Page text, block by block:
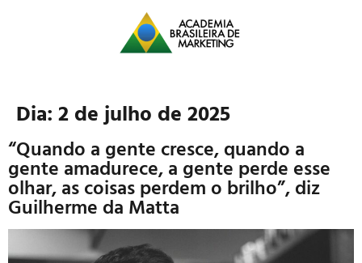
Dia: 2 de julho de 2025
“Quando a gente cresce, quando a
gente amadurece, a gente perde esse
olhar, as coisas perdem o brilho”, diz
Guilherme da Matta